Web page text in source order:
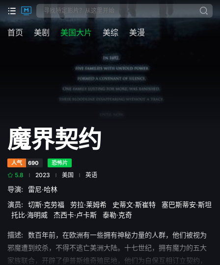
首页 美剧 美国大片 美综 美漫
魔界契约
人气 690 恐怖片
5.8 2023 美国 英语
导演:
雷尼·哈林
演员:
切斯·克劳福 劳拉·莱姆希 史蒂文·斯崔特
塞巴斯蒂安·斯坦
托比·海明威
杰西卡·卢卡斯 泰勒·克奇
描述:
数百年前，在欧洲有一些拥有神秘力量的人群，他们被视为
邪魔遭到绞杀，不得不逃亡美洲大陆。十七世纪，拥有魔力的五大
家族联合，开辟了伊普斯维奇殖民地，他们为自保互相订立契约，